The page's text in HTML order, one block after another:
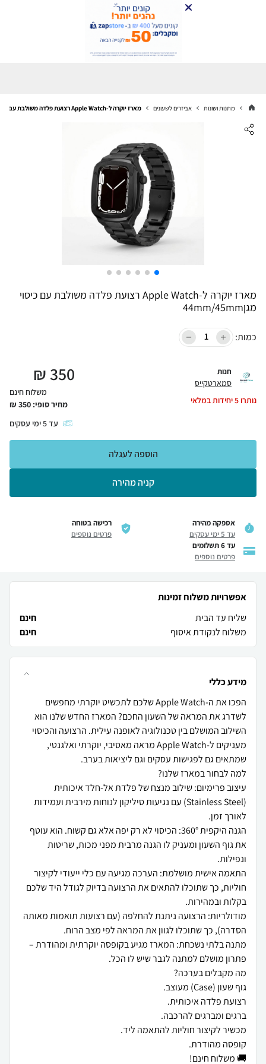
מתנות ושונות אביזרים לשעונים מארז יוקרה ל-Apple Watch רצועת פלדה משולבת עם כיסוי מגן44mm/45mm
מארז יוקרה ל-Apple Watch רצועת פלדה משולבת עם כיסוי
מגן44mm/45mm
כמות:
חנות
סמארטקייס
נותרו5יחידות במלאי
350
₪
משלוח חינם
מחיר סופי: 350
₪
עד5ימי עסקים
קניה מהירה
הוספה לעגלה
אספקה מהירה
עד 5 ימי עסקים
רכישה בטוחה
פרטים נוספים
עד 6 תשלומים
פרטים נוספים
אפשרויות משלוח זמינות
שליח עד הבית
חינם
משלוח לנקודת איסוף
חינם
מידע כללי
הפכו את ה-Apple Watch שלכם לתכשיט יוקרתי מחפשים
לשדרג את המראה של השעון החכם? המארז החדש שלנו הוא
השילוב המושלם בין טכנולוגיה לאופנה עילית. הרצועה והכיסוי
מעניקים ל-Apple Watch מראה מאסיבי, יוקרתי ואלגנטי,
עיצוב פרימיום: שילוב מנצח של פלדת אל-חלד איכותית
(Stainless Steel) עם נגיעות סיליקון לנוחות מירבית ועמידות
הגנה היקפית 360°: הכיסוי לא רק יפה אלא גם קשוח. הוא עוטף
את גוף השעון ומעניק לו הגנה מרבית מפני מכות, שריטות
התאמה אישית מושלמת: הערכה מגיעה עם כלי ייעודי לקיצור
חוליות, כך שתוכלו להתאים את הרצועה בדיוק לגודל היד שלכם
מודולריות: הרצועה ניתנת להחלפה (עם רצועות תואמות מאותה
מתנה בלתי נשכחת: המארז מגיע בקופסה יוקרתית ומהודרת –